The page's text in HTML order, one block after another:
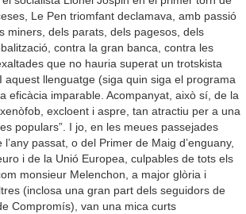
Le Pen triomfant declamava, amb passió
miners, dels parats, dels pagesos, dels
contra la gran banca, contra les
que no hauria superat un trotskista
llenguatge (siga quin siga el programa
eficàcia imparable. Acompanyat, això sí, de la
excloent i aspre, tan atractiu per a una
populars”. I jo, en les meues passejades
passat, o del Primer de Maig d’enguany,
i de la Unió Europea, culpables de tots els
monsieur Melenchon, a major glòria i
(inclosa una gran part dels seguidors de
Compromís), van una mica curts